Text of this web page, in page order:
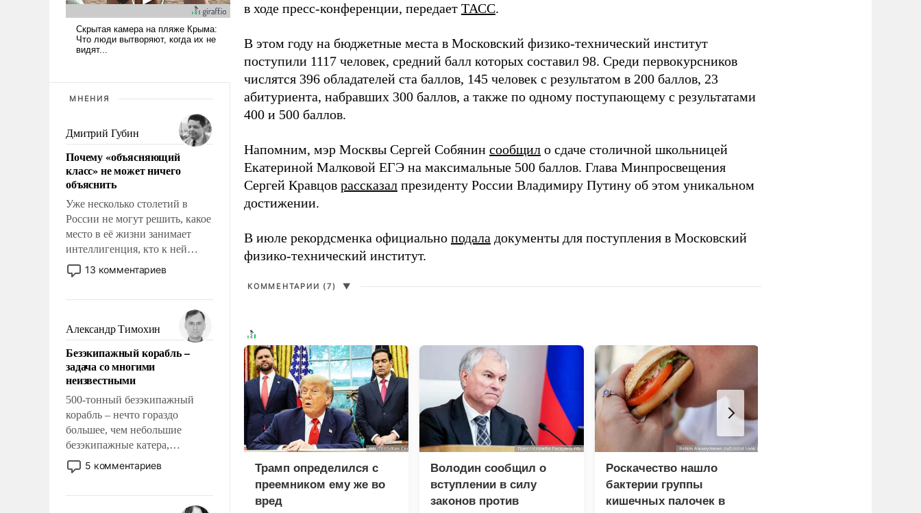
МНЕНИЯ
Дмитрий Губин
Почему «объясняющий
класс» не может ничего
объяснить
Уже несколько столетий в
России не могут решить, какое
место в её жизни занимает
интеллигенция, кто к ней
принадлежит, а кого из неё
исключили с правом
чем она отличается от просто
образованных людей. Иногда
казалось, что эти вопросы
решены раз и навсегда, но –
нет, не решены.
13 комментариев
Александр Тимохин
Безэкипажный корабль –
задача со многими
неизвестными
500-тонный безэкипажный
корабль – нечто гораздо
большее, чем небольшие
безэкипажные катера,
применение которых уже
стало обыденностью. Задача по
сложна и амбициозна. Однако
5 комментариев
в ходе пресс-конференции, передает ТАСС.
В этом году на бюджетные места в Московский физико-технический институт
поступили 1117 человек, средний балл которых составил 98. Среди первокурсников
числятся 396 обладателей ста баллов, 145 человек с результатом в 200 баллов, 23
абитуриента, набравших 300 баллов, а также по одному поступающему с результатами
400 и 500 баллов.
Напомним, мэр Москвы Сергей Собянин сообщил о сдаче столичной школьницей
Екатериной Малковой ЕГЭ на максимальные 500 баллов. Глава Минпросвещения
Сергей Кравцов рассказал президенту России Владимиру Путину об этом уникальном
достижении.
В июле рекордсменка официально подала документы для поступления в Московский
физико-технический институт.
КОММЕНТАРИИ (7) ▼
Трамп определился с
преемником ему же во
вред
Володин сообщил о
вступлении в силу
законов против
Роскачество нашло
бактерии группы
кишечных палочек в